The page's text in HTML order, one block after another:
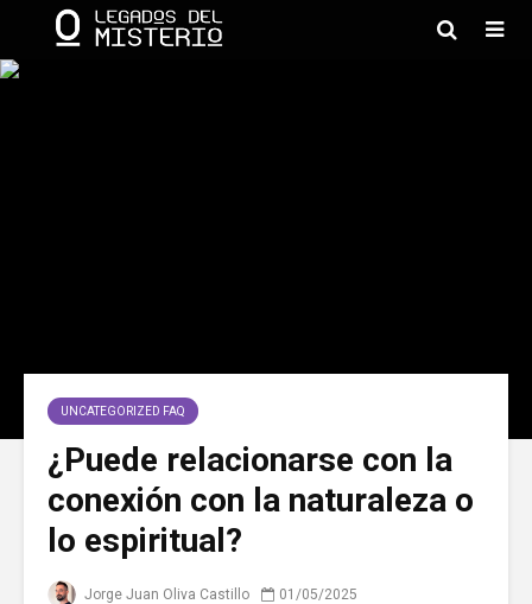
UNCATEGORIZED FAQ
¿Puede relacionarse con la
conexión con la naturaleza o
lo espiritual?
Jorge Juan Oliva Castillo
01/05/2025